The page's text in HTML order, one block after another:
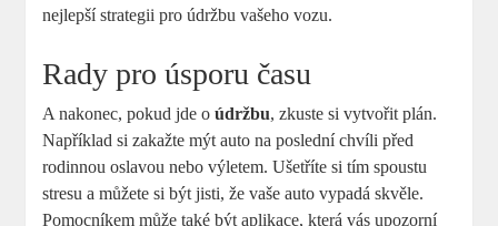
nejlepší strategii pro údržbu vašeho vozu.
Rady pro úsporu času
A nakonec, pokud jde oúdržbu, zkuste si vytvořit plán.
Například si zakažte mýt auto na poslední chvíli před
rodinnou oslavou nebo výletem. Ušetříte si tím spoustu
stresu a můžete si být jisti, že vaše auto vypadá skvěle.
Pomocníkem může také být aplikace, která vás upozorní